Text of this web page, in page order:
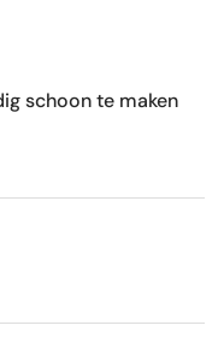
Nee
schoon te maken